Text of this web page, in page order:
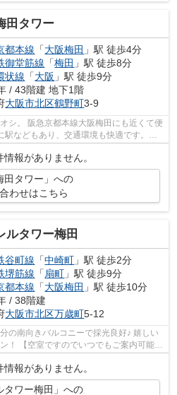
田タワー
都本線 「大阪梅田 」駅 徒歩4分
御堂筋線 「梅田 」駅 徒歩8分
状線 「大阪 」駅 徒歩9分
/ 43階建 地下1階
大阪市北区鶴野町3-9
シ。 阪急京都本線大阪梅田にも近くて便
などもあり、交通環境も快適です。窓
町...
報がありません。
田タワー」への
わせはこちら
ルタワー梅田
谷町線 「中崎町 」駅 徒歩2分
堺筋線 「 扇町 」駅 徒歩9分
都本線 「大阪梅田 」駅 徒歩10分
/ 38階建
大阪市北区万歳町5-12
の南向きバルコニーで採光良好♪ 嬉しい
！ 【空室ですのでいつでもご案内可能で
報がありません。
タワー梅田」への